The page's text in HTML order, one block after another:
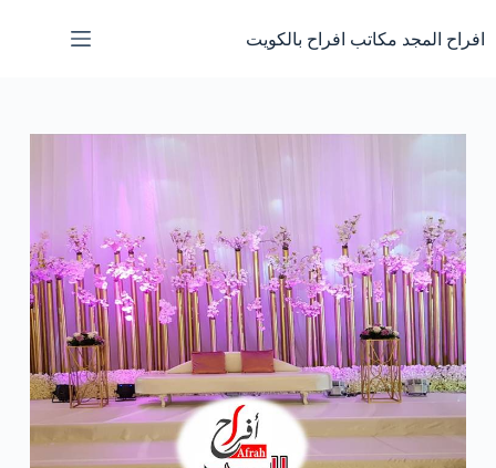
إلى
المحتوى
افراح المجد مكاتب افراح بالكويت